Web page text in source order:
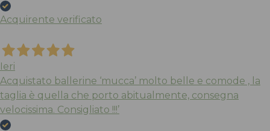
Acquirente verificato
Ieri
Acquistato ballerine ‘mucca’ molto belle e comode , la
taglia è quella che porto abitualmente, consegna
velocissima. Consigliato !!!’